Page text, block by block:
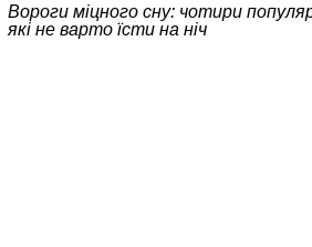
Вороги міцного сну: чотири
які не варто їсти на ніч